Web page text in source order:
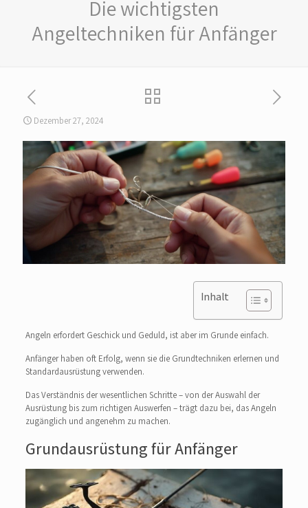
Die wichtigsten
Angeltechniken für Anfänger
Dezember 27, 2024
Inhalt
Angeln erfordert Geschick und Geduld, ist aber im Grunde einfach.
Anfänger haben oft Erfolg, wenn sie die Grundtechniken erlernen und
Standardausrüstung verwenden.
Das Verständnis der wesentlichen Schritte – von der Auswahl der
Ausrüstung bis zum richtigen Auswerfen – trägt dazu bei, das Angeln
zugänglich und angenehm zu machen.
Grundausrüstung für Anfänger